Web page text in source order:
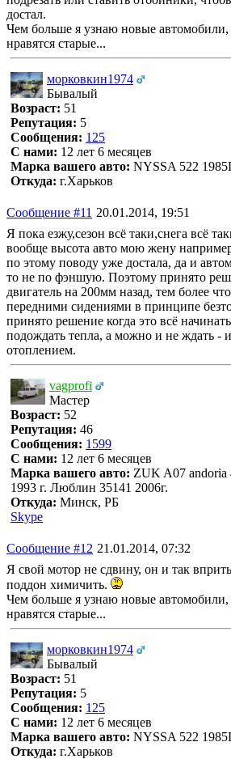
достал.
Чем больше я узнаю новые
нравятся старые...
морковкин1974
Бывалый
Возраст: 51
Репутация: 5
Сообщения: 125
С нами: 12 лет 6 месяцев
Марка вашего авто: NYSSA 522
Откуда: г.Харьков
Сообщение #11 20.01.2014, 19:51
Я пока езжу,сезон всё таки,снега всё
вообще высота авто мою жену
по этому поводу уже достала, да и
то не по фэншую. Поэтому принято
двигатель на 200мм назад, тем более
передними сидениями в принципе
принято решение когда это всё
подождать тепла, а можно и не ждать -
отоплением.
vagprofi
Мастер
Возраст: 52
Репутация: 46
Сообщения: 1599
С нами: 12 лет 6 месяцев
Марка вашего авто: ZUK A07 andoria
1993 г. Люблин 35141 2006г.
Откуда: Минск, РБ
Skype
Сообщение #12 21.01.2014, 07:32
Я свой мотор не сдвину, он и так
поддон химичить.
Чем больше я узнаю новые
нравятся старые...
морковкин1974
Бывалый
Возраст: 51
Репутация: 5
Сообщения: 125
С нами: 12 лет 6 месяцев
Марка вашего авто: NYSSA 522
Откуда: г.Харьков